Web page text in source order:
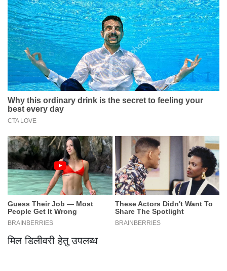
मिल डिलीवरी हेतु उपलब्ध